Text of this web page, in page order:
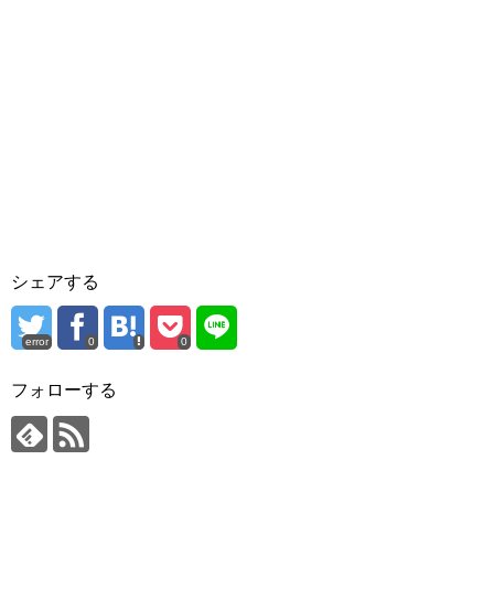
シェアする
error 0 0
フォローする